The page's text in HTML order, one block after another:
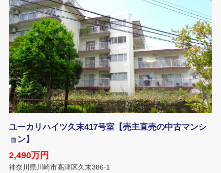
ユーカリハイツ久末417号室【売主直売の中古マンシ
ョン】
2,490万円
神奈川県川崎市高津区久末386-1